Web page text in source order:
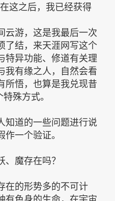
这之后，我已经获得
云游，这是我最后一次
了结，来天涯网写这个
特异功能、修道有关理
我有缘之人，自然会看
所悟，也算是我兑现昔
殊方式。
知道的一些问题进行说
一个验证。
魔存在吗？
在的形势多的不可计